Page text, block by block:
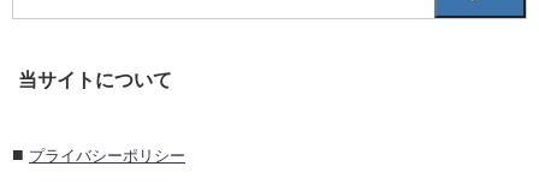
当サイトについて
■ プライバシーポリシー